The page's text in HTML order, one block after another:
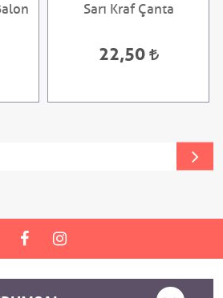
Sarı Kraf Çanta
22,50